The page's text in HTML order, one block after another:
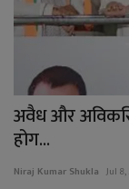
अवैध और
होग...
Niraj Kumar Shukla Jul